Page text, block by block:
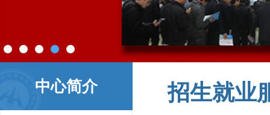
中心简介 招生就业